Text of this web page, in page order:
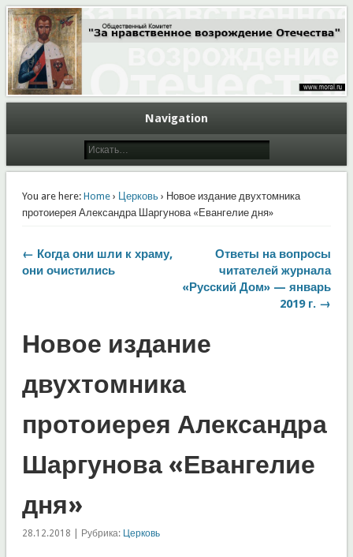
Moral.Ru
Общественный Комитет "За нравственное возрождение Отечества"
Navigation
You are here: Home› Церковь› Новое издание двухтомника
протоиерея Александра Шаргунова «Евангелие дня»
← Когда они шли к храму,
они очистились
Ответы на вопросы
читателей журнала
«Русский Дом» — январь
2019 г. →
Новое издание
двухтомника
протоиерея Александра
Шаргунова «Евангелие
дня»
28.12.2018 | Рубрика: Церковь